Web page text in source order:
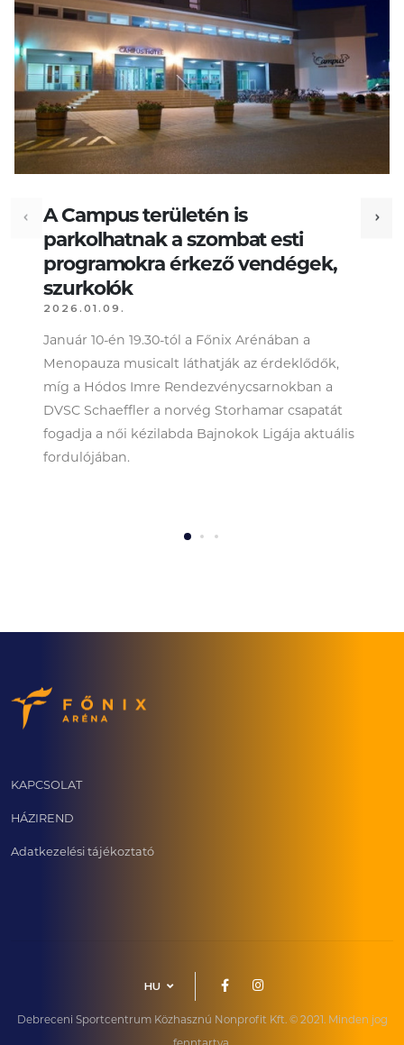
A Campus területén is
parkolhatnak a szombat esti
programokra érkező vendégek,
szurkolók
2026.01.09.
Január 10-én 19.30-tól a Főnix Arénában a
Menopauza musicalt láthatják az érdeklődők,
míg a Hódos Imre Rendezvénycsarnokban a
DVSC Schaeffler a norvég Storhamar csapatát
fogadja a női kézilabda Bajnokok Ligája aktuális
fordulójában.
KAPCSOLAT
HÁZIREND
Adatkezelési tájékoztató
Debreceni Sportcentrum Közhasznú Nonprofit Kft. © 2021. Minden jog
HU